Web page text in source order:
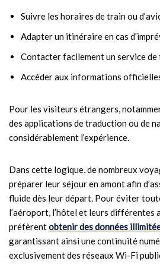
Suivre les horaires de train ou
Adapter un itinéraire en cas
Contacter facilement un service
Accéder aux informations
Pour les visiteurs étrangers,
des applications de traduction ou de
considérablement l’expérience.
Dans cette logique, de nombreux
préparer leur séjour en amont afin
fluide dès leur départ. Pour éviter
l’aéroport, l’hôtel et leurs différentes
préfèrentobtenir des données
garantissant ainsi une continuité
exclusivement des réseaux Wi-Fi